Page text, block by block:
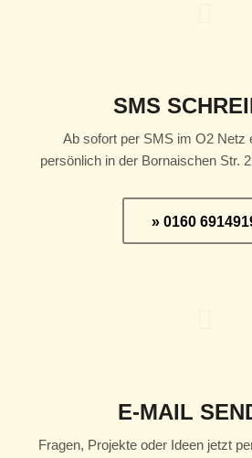
SMS
Ab sofort per SMS im O2 Netz
persönlich in der Bornaischen Str.
» 0160
E-MAIL
Fragen, Projekte oder Ideen jetzt